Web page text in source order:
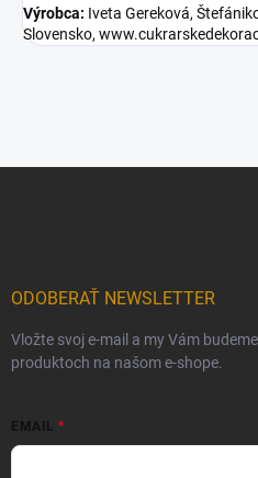
Výrobca: Iveta Gereková,
Slovensko,
ODOBERAŤ NEWSLETTER
Vložte svoj e-mail a my Vám
produktoch na našom e-shope.
EMAIL